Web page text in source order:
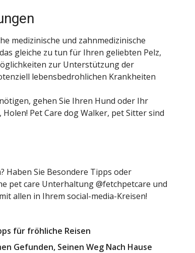
medizinische und zahnmedizinische
gleiche zu tun für Ihren geliebten Pelz,
zur Unterstützung der
lebensbedrohlichen Krankheiten
gehen Sie Ihren Hund oder Ihr
Pet Care dog Walker, pet Sitter sind
Haben Sie Besondere Tipps oder
pet care Unterhaltung @fetchpetcare und
allen in Ihrem social-media-Kreisen!
für fröhliche Reisen
Gefunden, Seinen Weg Nach Hause